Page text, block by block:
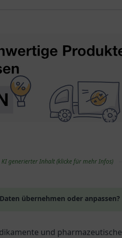
KI generierter Inhalt (klicke für mehr Infos)
übernehmen oder anpassen?
und